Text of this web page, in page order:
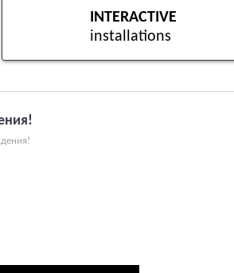
INTERACTIVE
installations